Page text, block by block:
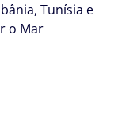
Tunísia e
o Mar